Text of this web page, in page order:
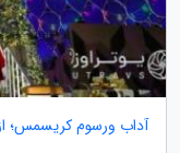
آداب ورسوم کریسمس؛